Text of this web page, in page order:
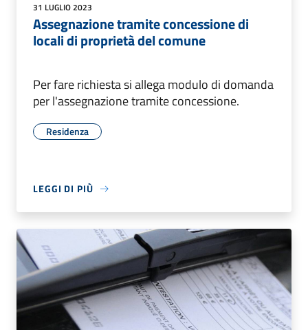
31 LUGLIO 2023
Assegnazione tramite concessione di
locali di proprietà del comune
Per fare richiesta si allega modulo di domanda
per l'assegnazione tramite concessione.
Residenza
LEGGI DI PIÙ